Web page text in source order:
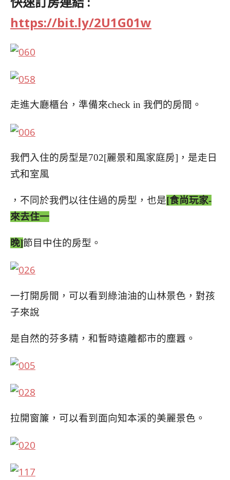
https://bit.ly/2U1G01w
走進大廳櫃台，準備來check in 我們的房間。
我們入住的房型是702[麗景和風家庭房]，是走日
式和室風
，不同於我們以往住過的房型，也是[食尚玩家-
來去住一
晚]節目中住的房型。
一打開房間，可以看到綠油油的山林景色，對孩
子來說
是自然的芬多精，和暫時遠離都市的塵囂。
拉開窗簾，可以看到面向知本溪的美麗景色。